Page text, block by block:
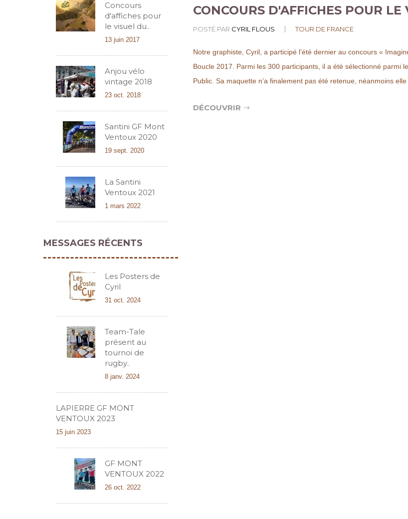
CONCOURS D'AFFICHES POUR
POSTÉ PAR CYRIL FLOUS TOUR DE FRANCE
Notre graphiste, Cyril, a participé l’été dernier au concours «
Boucle 2017. Parmi les 300 participants, il a été sélectionné parmi
Public. Sa maquette n’a finalement pas été retenue, néanmoins
DÉCOUVRIR
Concours
d'affiches pour
le visuel du..
13 juin 2017
Anjou vélo
vintage 2018
23 oct. 2018
Santini GF Mont
Ventoux 2020
19 sept. 2020
La Santini
Ventoux 2021
1 mars 2022
MESSAGES RÉCENTS
Les Posters de
Cyril
31 oct. 2024
Team-Tale
présent au
tournoi de
rugby..
8 janv. 2024
LAPIERRE GF MONT
VENTOUX 2023
15 juin 2023
GF MONT
VENTOUX 2022
26 oct. 2022